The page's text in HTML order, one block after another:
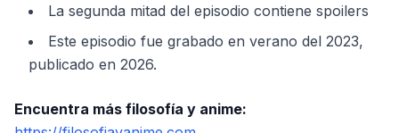
La segunda mitad del episodio contiene spoilers
Este episodio fue grabado en verano del 2023,
publicado en 2026.
Encuentra más filosofía y anime: